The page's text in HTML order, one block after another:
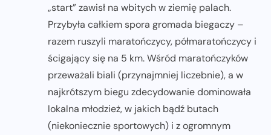
„start” zawisł na wbitych w ziemię palach.
Przybyła całkiem spora gromada biegaczy –
razem ruszyli maratończycy, półmaratończycy i
ścigający się na 5 km. Wśród maratończyków
przeważali biali (przynajmniej liczebnie), a w
najkrótszym biegu zdecydowanie dominowała
lokalna młodzież, w jakich bądź butach
(niekoniecznie sportowych) i z ogromnym